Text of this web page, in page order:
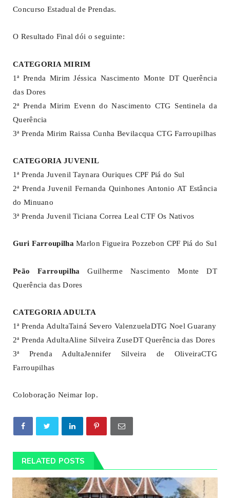
Concurso Estadual de Prendas.
O Resultado Final dói o seguinte:
CATEGORIA MIRIM
1ª Prenda Mirim Jéssica Nascimento Monte DT Querência
das Dores
2ª Prenda Mirim Evenn do Nascimento CTG Sentinela da
Querência
3ª Prenda Mirim Raissa Cunha Bevilacqua CTG Farroupilhas
CATEGORIA JUVENIL
1ª Prenda Juvenil Taynara Ouriques CPF Piá do Sul
2ª Prenda Juvenil Fernanda Quinhones Antonio AT Estância
do Minuano
3ª Prenda Juvenil Ticiana Correa Leal CTF Os Nativos
Guri FarroupilhaMarlon Figueira Pozzebon CPF Piá do Sul
Peão Farroupilha Guilherme Nascimento Monte DT
Querência das Dores
CATEGORIA ADULTA
1ª Prenda AdultaTainá Severo ValenzuelaDTG Noel Guarany
2ª Prenda AdultaAline Silveira ZuseDT Querência das Dores
3ª Prenda AdultaJennifer Silveira de OliveiraCTG
Farroupilhas
Coloboração Neimar Iop.
RELATED POSTS